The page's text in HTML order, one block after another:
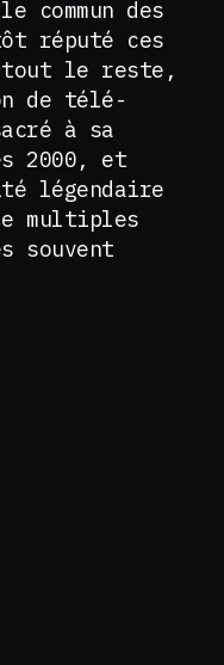
commun des
réputé ces
tout le reste,
de télé-
à sa
2000, et
légendaire
multiples
souvent